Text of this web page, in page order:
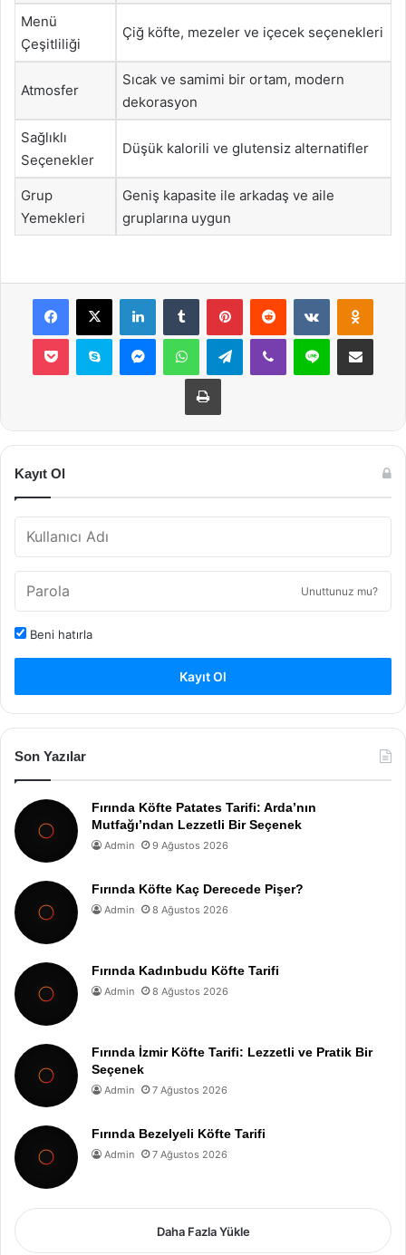
Menü
Çeşitliliği
Çiğ köfte, mezeler ve içecek seçenekleri
Atmosfer
Sıcak ve samimi bir ortam, modern
dekorasyon
Sağlıklı
Seçenekler
Düşük kalorili ve glutensiz alternatifler
Grup
Yemekleri
Geniş kapasite ile arkadaş ve aile
gruplarına uygun
Facebook
X LinkedInTumblr PinterestReddit VKontakte
Pocket Skype MessengerWhatsAppTelegramViber Line E-Posta ile
Yazdır
Kayıt Ol
Unuttunuz mu?
Beni hatırla
Kayıt Ol
Son Yazılar
Fırında Köfte Patates Tarifi: Arda’nın
Mutfağı’ndan Lezzetli Bir Seçenek
Admin 9 Ağustos 2026
Fırında Köfte Kaç Derecede Pişer?
Admin 8 Ağustos 2026
Fırında Kadınbudu Köfte Tarifi
Admin 8 Ağustos 2026
Fırında İzmir Köfte Tarifi: Lezzetli ve Pratik Bir
Seçenek
Admin 7 Ağustos 2026
Fırında Bezelyeli Köfte Tarifi
Admin 7 Ağustos 2026
Daha Fazla Yükle